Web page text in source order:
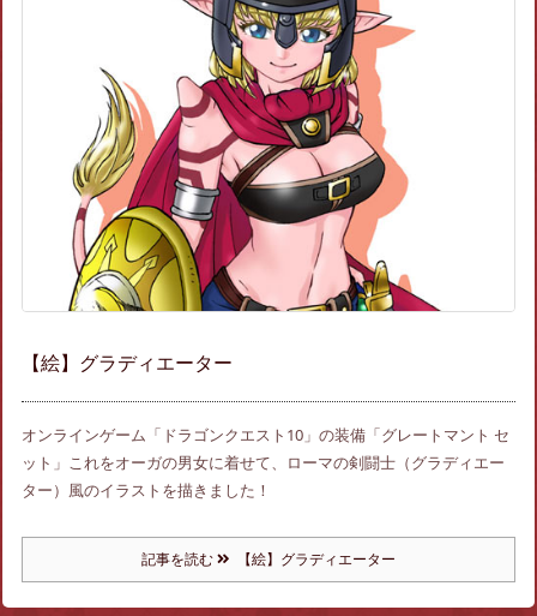
【絵】グラディエーター
オンラインゲーム「ドラゴンクエスト10」の装備「グレートマント セ
ット」これをオーガの男女に着せて、ローマの剣闘士（グラディエー
ター）風のイラストを描きました！
記事を読む 【絵】グラディエーター